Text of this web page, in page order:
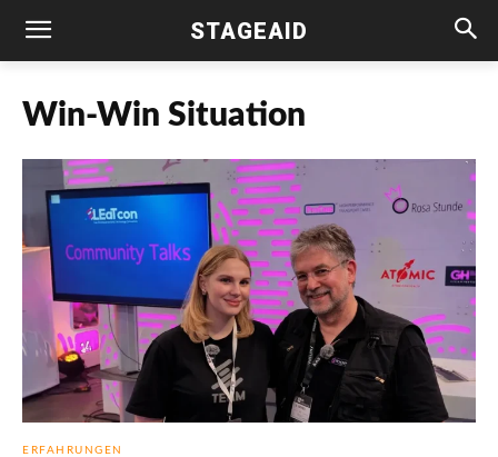
STAGEAID
Win-Win Situation
ERFAHRUNGEN